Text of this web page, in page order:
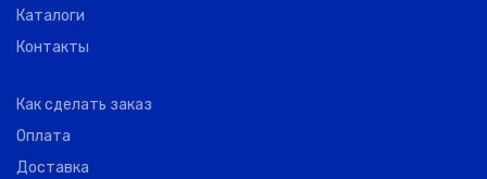
Каталоги
Контакты
Как сделать заказ
Оплата
Доставка